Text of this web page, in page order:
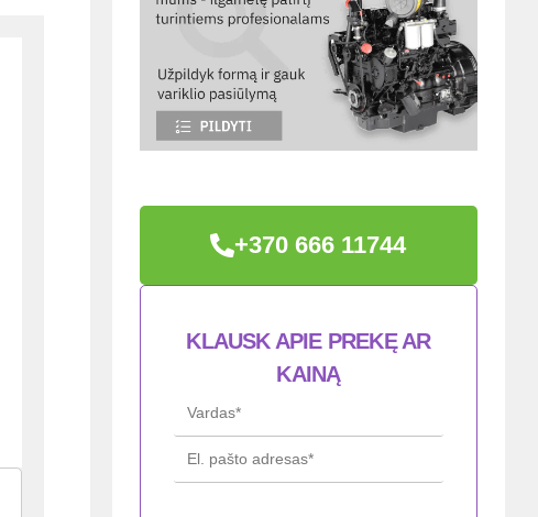
+370 666 11744
KLAUSK APIE PREKĘ AR
KAINĄ